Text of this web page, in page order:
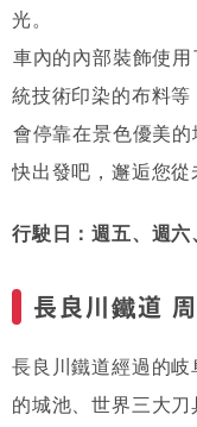
光。
車內的內部裝飾使
統技術印染的布料等
會停靠在景色優美
快出發吧，邂逅您從
行駛日：週五、週六
長良川鐵道
長良川鐵道經過的
的城池、世界三大